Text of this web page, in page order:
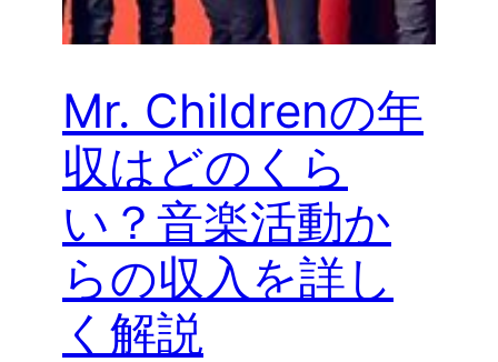
Mr. Childrenの年
収はどのくら
い？音楽活動か
らの収入を詳し
く解説